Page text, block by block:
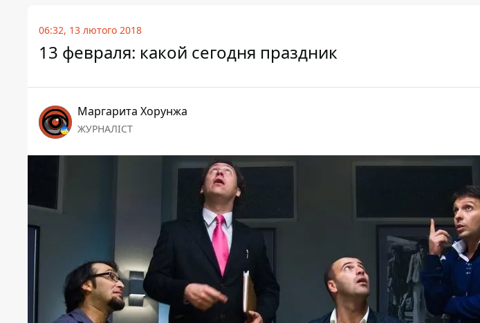
06:32, 13 лютого 2018
13 февраля: какой сегодня праздник
Маргарита Хорунжа
ЖУРНАЛІСТ